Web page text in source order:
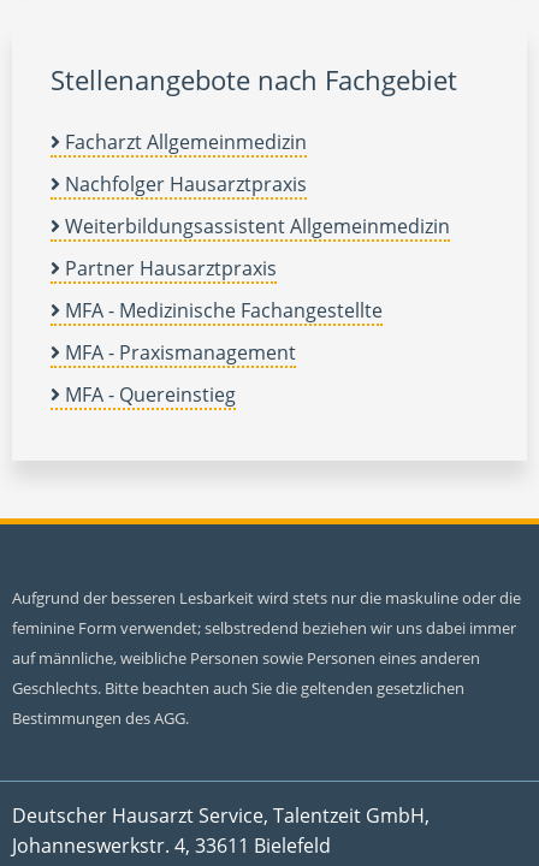
Stellenangebote nach Fachgebiet
Facharzt Allgemeinmedizin
Nachfolger Hausarztpraxis
Weiterbildungsassistent Allgemeinmedizin
Partner Hausarztpraxis
MFA - Medizinische Fachangestellte
MFA - Praxismanagement
MFA - Quereinstieg
Aufgrund der besseren Lesbarkeit wird stets nur die maskuline oder die
feminine Form verwendet; selbstredend beziehen wir uns dabei immer
auf männliche, weibliche Personen sowie Personen eines anderen
Geschlechts. Bitte beachten auch Sie die geltenden gesetzlichen
Bestimmungen des AGG.
Deutscher Hausarzt Service, Talentzeit GmbH,
Johanneswerkstr. 4, 33611 Bielefeld